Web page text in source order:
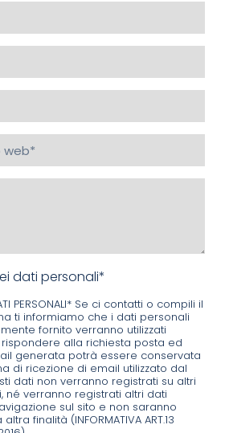
dati personali*
PERSONALI* Se ci contatti o compili il
ti informiamo che i dati personali
fornito verranno utilizzati
alla richiesta posta ed
generata potrà essere conservata
di ricezione di email utilizzato dal
dati non verranno registrati su altri
né verranno registrati altri dati
sul sito e non saranno
finalità (INFORMATIVA ART.13